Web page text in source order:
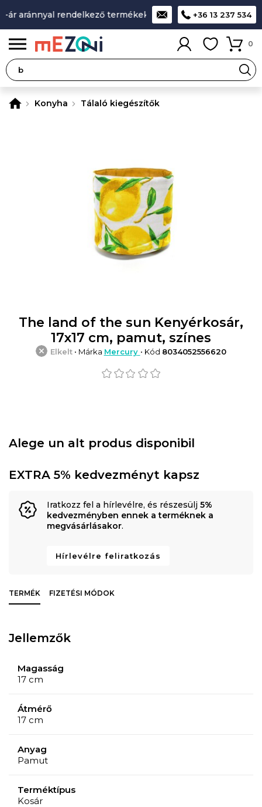
aránnyal rendelkező termékek A legjobb design-
+36 13 237 534
0
Konyha Tálaló kiegészítők
The land of the sun Kenyérkosár,
17x17 cm, pamut, színes
Elkelt• Márka Mercury • Kód 8034052556620
Alege un alt produs disponibil
EXTRA 5% kedvezményt kapsz
Iratkozz fel a hírlevélre, és részesülj 5%
kedvezményben ennek a terméknek a
megvásárlásakor.
Hírlevélre feliratkozás
TERMÉK FIZETÉSI MÓDOK
Jellemzők
Magasság
17 cm
Átmérő
17 cm
Anyag
Pamut
Terméktípus
Kosár